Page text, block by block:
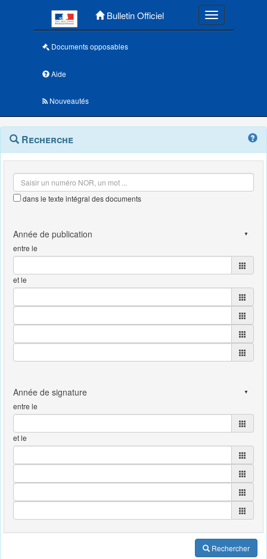
Bulletin Officiel Toggle
Documents opposables
Aide
Nouveautés
Navigation
outils
Menu
contextuel
Recherche
dans le texte intégral des documents
entre le
et le
entre le
et le
Rechercher